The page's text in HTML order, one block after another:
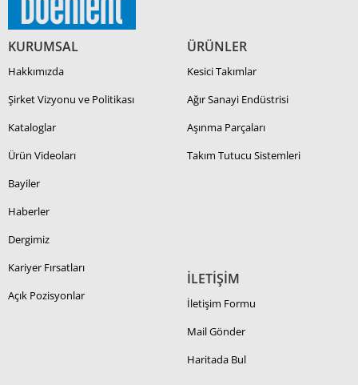
KURUMSAL
Hakkımızda
Şirket Vizyonu ve Politikası
Kataloglar
Ürün Videoları
Bayiler
Haberler
Dergimiz
Kariyer Fırsatları
Açık Pozisyonlar
ÜRÜNLER
Kesici Takımlar
Ağır Sanayi Endüstrisi
Aşınma Parçaları
Takım Tutucu Sistemleri
İLETİŞİM
İletişim Formu
Mail Gönder
Haritada Bul